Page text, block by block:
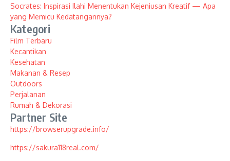
Socrates: Inspirasi Ilahi Menentukan Kejeniusan Kreatif — Apa
yang Memicu Kedatangannya?
Kategori
Film Terbaru
Kecantikan
Kesehatan
Makanan & Resep
Outdoors
Perjalanan
Rumah & Dekorasi
Partner Site
https://browserupgrade.info/
https://sakura118real.com/